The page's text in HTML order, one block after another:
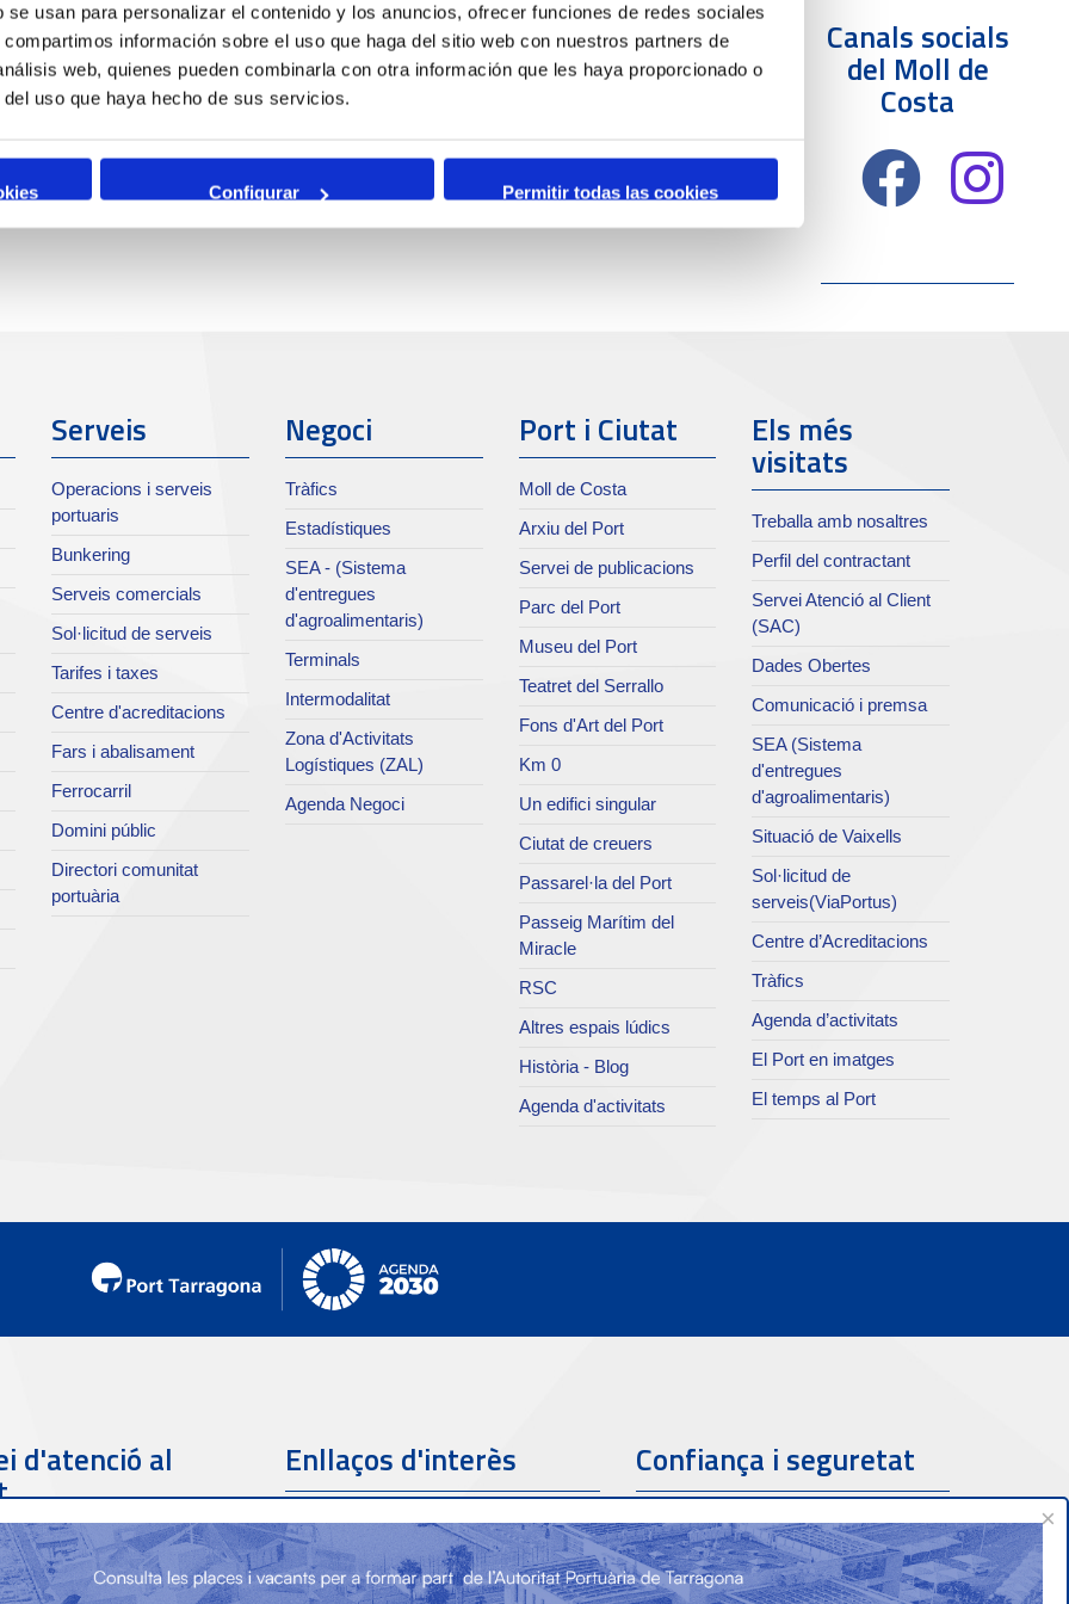
usan para personalizar el contenido y los anuncios, ofrecer funciones de redes sociales
información sobre el uso que haga del sitio web con nuestros partners de
web, quienes pueden combinarla con otra información que les haya proporcionado o
uso que haya hecho de sus servicios.
Configurar Permitir todas las cookies
Canals socials
del Moll de
Costa
Serveis
Operacions i serveis
portuaris
Bunkering
Serveis comercials
Sol·licitud de serveis
Tarifes i taxes
Centre d'acreditacions
Fars i abalisament
Ferrocarril
Domini públic
Directori comunitat
portuària
Negoci
Tràfics
Estadístiques
SEA - (Sistema
d'entregues
d'agroalimentaris)
Terminals
Intermodalitat
Zona d'Activitats
Logístiques (ZAL)
Agenda Negoci
Port i Ciutat
Moll de Costa
Arxiu del Port
Servei de publicacions
Parc del Port
Museu del Port
Teatret del Serrallo
Fons d'Art del Port
Km 0
Un edifici singular
Ciutat de creuers
Passarel·la del Port
Passeig Marítim del
Miracle
RSC
Altres espais lúdics
Història - Blog
Agenda d'activitats
Els més
visitats
Treballa amb nosaltres
Perfil del contractant
Servei Atenció al Client
(SAC)
Dades Obertes
Comunicació i premsa
SEA (Sistema
d'entregues
d'agroalimentaris)
Situació de Vaixells
Sol·licitud de
serveis(ViaPortus)
Centre d’Acreditacions
Tràfics
Agenda d’activitats
El Port en imatges
El temps al Port
d'atenció al
de contacte
Enllaços d'interès Confiança i seguretat
×